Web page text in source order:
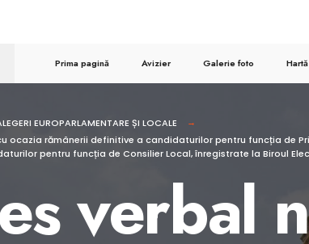
Prima pagină Avizier Galerie foto
EUROPARLAMENTARE ȘI LOCALE
ocazia rămânerii definitive a candidaturilor pentru funcția de
pentru funcția de Consilier Local, înregistrate la Biroul
verbal